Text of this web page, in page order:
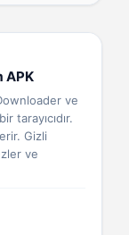
APK
ve
tarayıcıdır.
Gizli
ve